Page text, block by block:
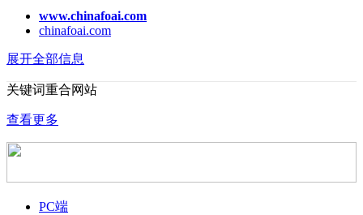
www.chinafoai.com
chinafoai.com
展开全部信息
关键词重合网站
查看更多
PC端